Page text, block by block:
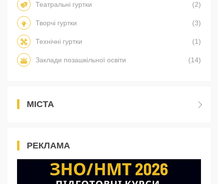
Театральні гуртки (2)
Творчі гуртки (3)
Технічні гуртки (1)
Заклади позашкільної освіти (14)
МІСТА
РЕКЛАМА